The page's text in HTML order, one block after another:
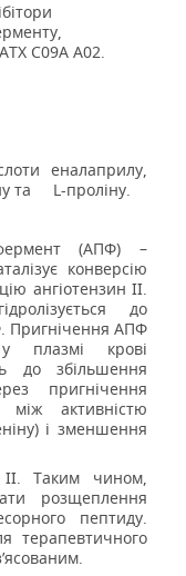
ATХ C09A A02.
еналаприлу,
та
L-проліну.
фермент (АПФ) –
конверсію
ангіотензин ІІ.
до
Пригнічення АПФ
плазмі крові
до збільшення
пригнічення
між активністю
і зменшення
II. Таким чином,
розщеплення
пептиду.
терапевтичного